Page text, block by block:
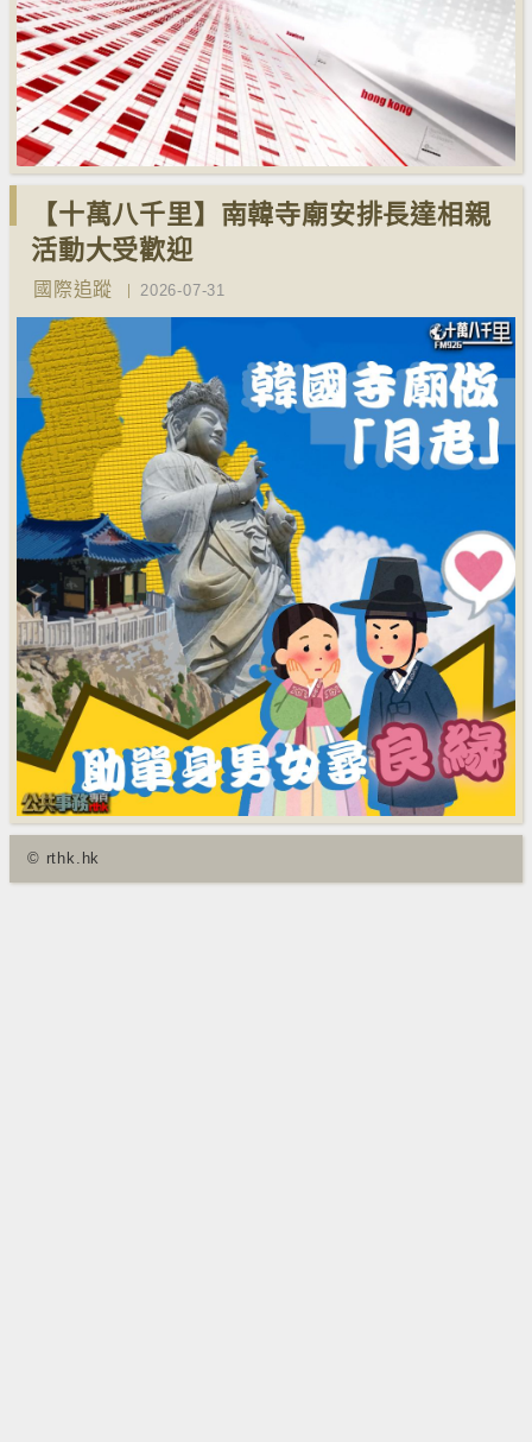
【十萬八千里】南韓寺廟安排長達相親
活動大受歡迎
國際追蹤 2026-07-31
© rthk.hk